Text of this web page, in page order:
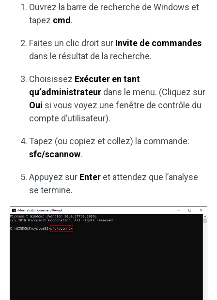
Ouvrez la barre de recherche de Windows et
tapez cmd .
Faites un clic droit sur Invite de commandes
dans le résultat de la recherche.
Choisissez Exécuter en tant
qu’administrateur dans le menu. (Cliquez sur
Oui si vous voyez une fenêtre de contrôle du
compte d’utilisateur).
Tapez (ou copiez et collez) la commande:
sfc/scannow.
Appuyez sur Enter et attendez que l’analyse
se termine.